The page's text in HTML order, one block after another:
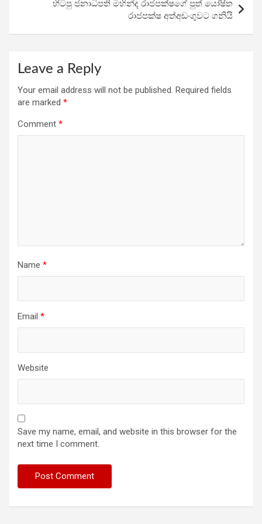
හිටපු ජනාධිපති මහින්ද රාජපක්ෂගේ පුත් යෝෂිත
රාජපක්ෂ අත්අඩංගුවට ගනියි
Leave a Reply
Your email address will not be published. Required fields
are marked *
Comment *
Name *
Email *
Website
Save my name, email, and website in this browser for the
next time I comment.